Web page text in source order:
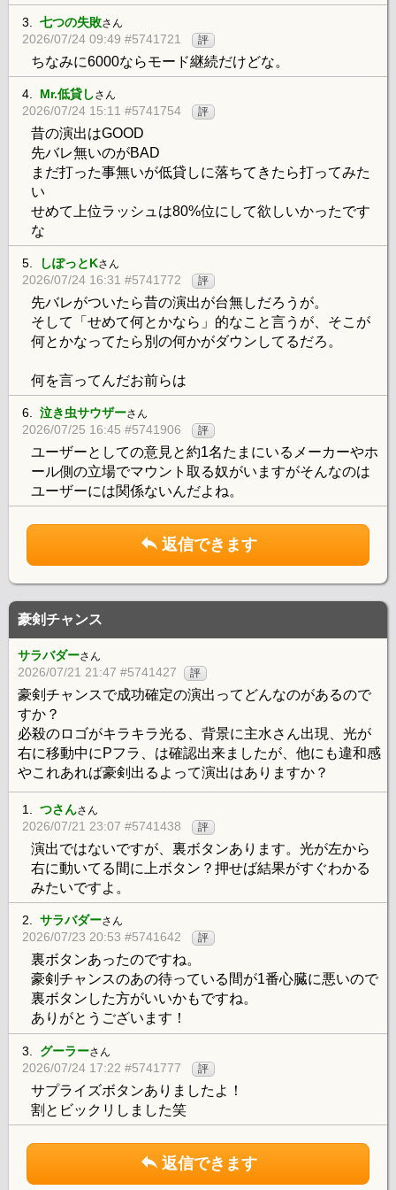
3. 七つの失敗さん
2026/07/24 09:49 #5741721 評
ちなみに6000ならモード継続だけどな。
4. Mr.低貸しさん
2026/07/24 15:11 #5741754 評
昔の演出はGOOD
先バレ無いのがBAD
まだ打った事無いが低貸しに落ちてきたら打ってみた
い
せめて上位ラッシュは80%位にして欲しいかったです
な
5. しぽっとKさん
2026/07/24 16:31 #5741772 評
先バレがついたら昔の演出が台無しだろうが。
そして「せめて何とかなら」的なこと言うが、そこが
何とかなってたら別の何かがダウンしてるだろ。
何を言ってんだお前らは
6. 泣き虫サウザーさん
2026/07/25 16:45 #5741906 評
ユーザーとしての意見と約1名たまにいるメーカーやホ
ール側の立場でマウント取る奴がいますがそんなのは
ユーザーには関係ないんだよね。
返信できます
豪剣チャンス
サラバダーさん
2026/07/21 21:47 #5741427 評
豪剣チャンスで成功確定の演出ってどんなのがあるので
すか？
必殺のロゴがキラキラ光る、背景に主水さん出現、光が
右に移動中にPフラ、は確認出来ましたが、他にも違和感
やこれあれば豪剣出るよって演出はありますか？
1. つさんさん
2026/07/21 23:07 #5741438 評
演出ではないですが、裏ボタンあります。光が左から
右に動いてる間に上ボタン？押せば結果がすぐわかる
みたいですよ。
2. サラバダーさん
2026/07/23 20:53 #5741642 評
裏ボタンあったのですね。
豪剣チャンスのあの待っている間が1番心臓に悪いので
裏ボタンした方がいいかもですね。
ありがとうございます！
3. グーラーさん
2026/07/24 17:22 #5741777 評
サプライズボタンありましたよ！
割とビックリしました笑
返信できます